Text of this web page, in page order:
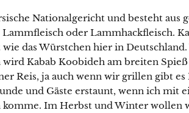
Nationalgericht und besteht aus
oder Lammhackfleisch.
das Würstchen hier in
Kabab Koobideh am breiten
Reis, ja auch wenn wir grillen gibt es
und Gäste erstaunt, wenn ich mit
komme. Im Herbst und Winter wollen